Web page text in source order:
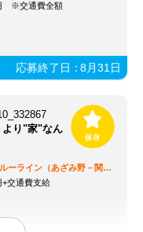
※交通費全額
応募終了日：8月31日
より"家"なん
ライン（あざみ野－関内）
+交通費支給